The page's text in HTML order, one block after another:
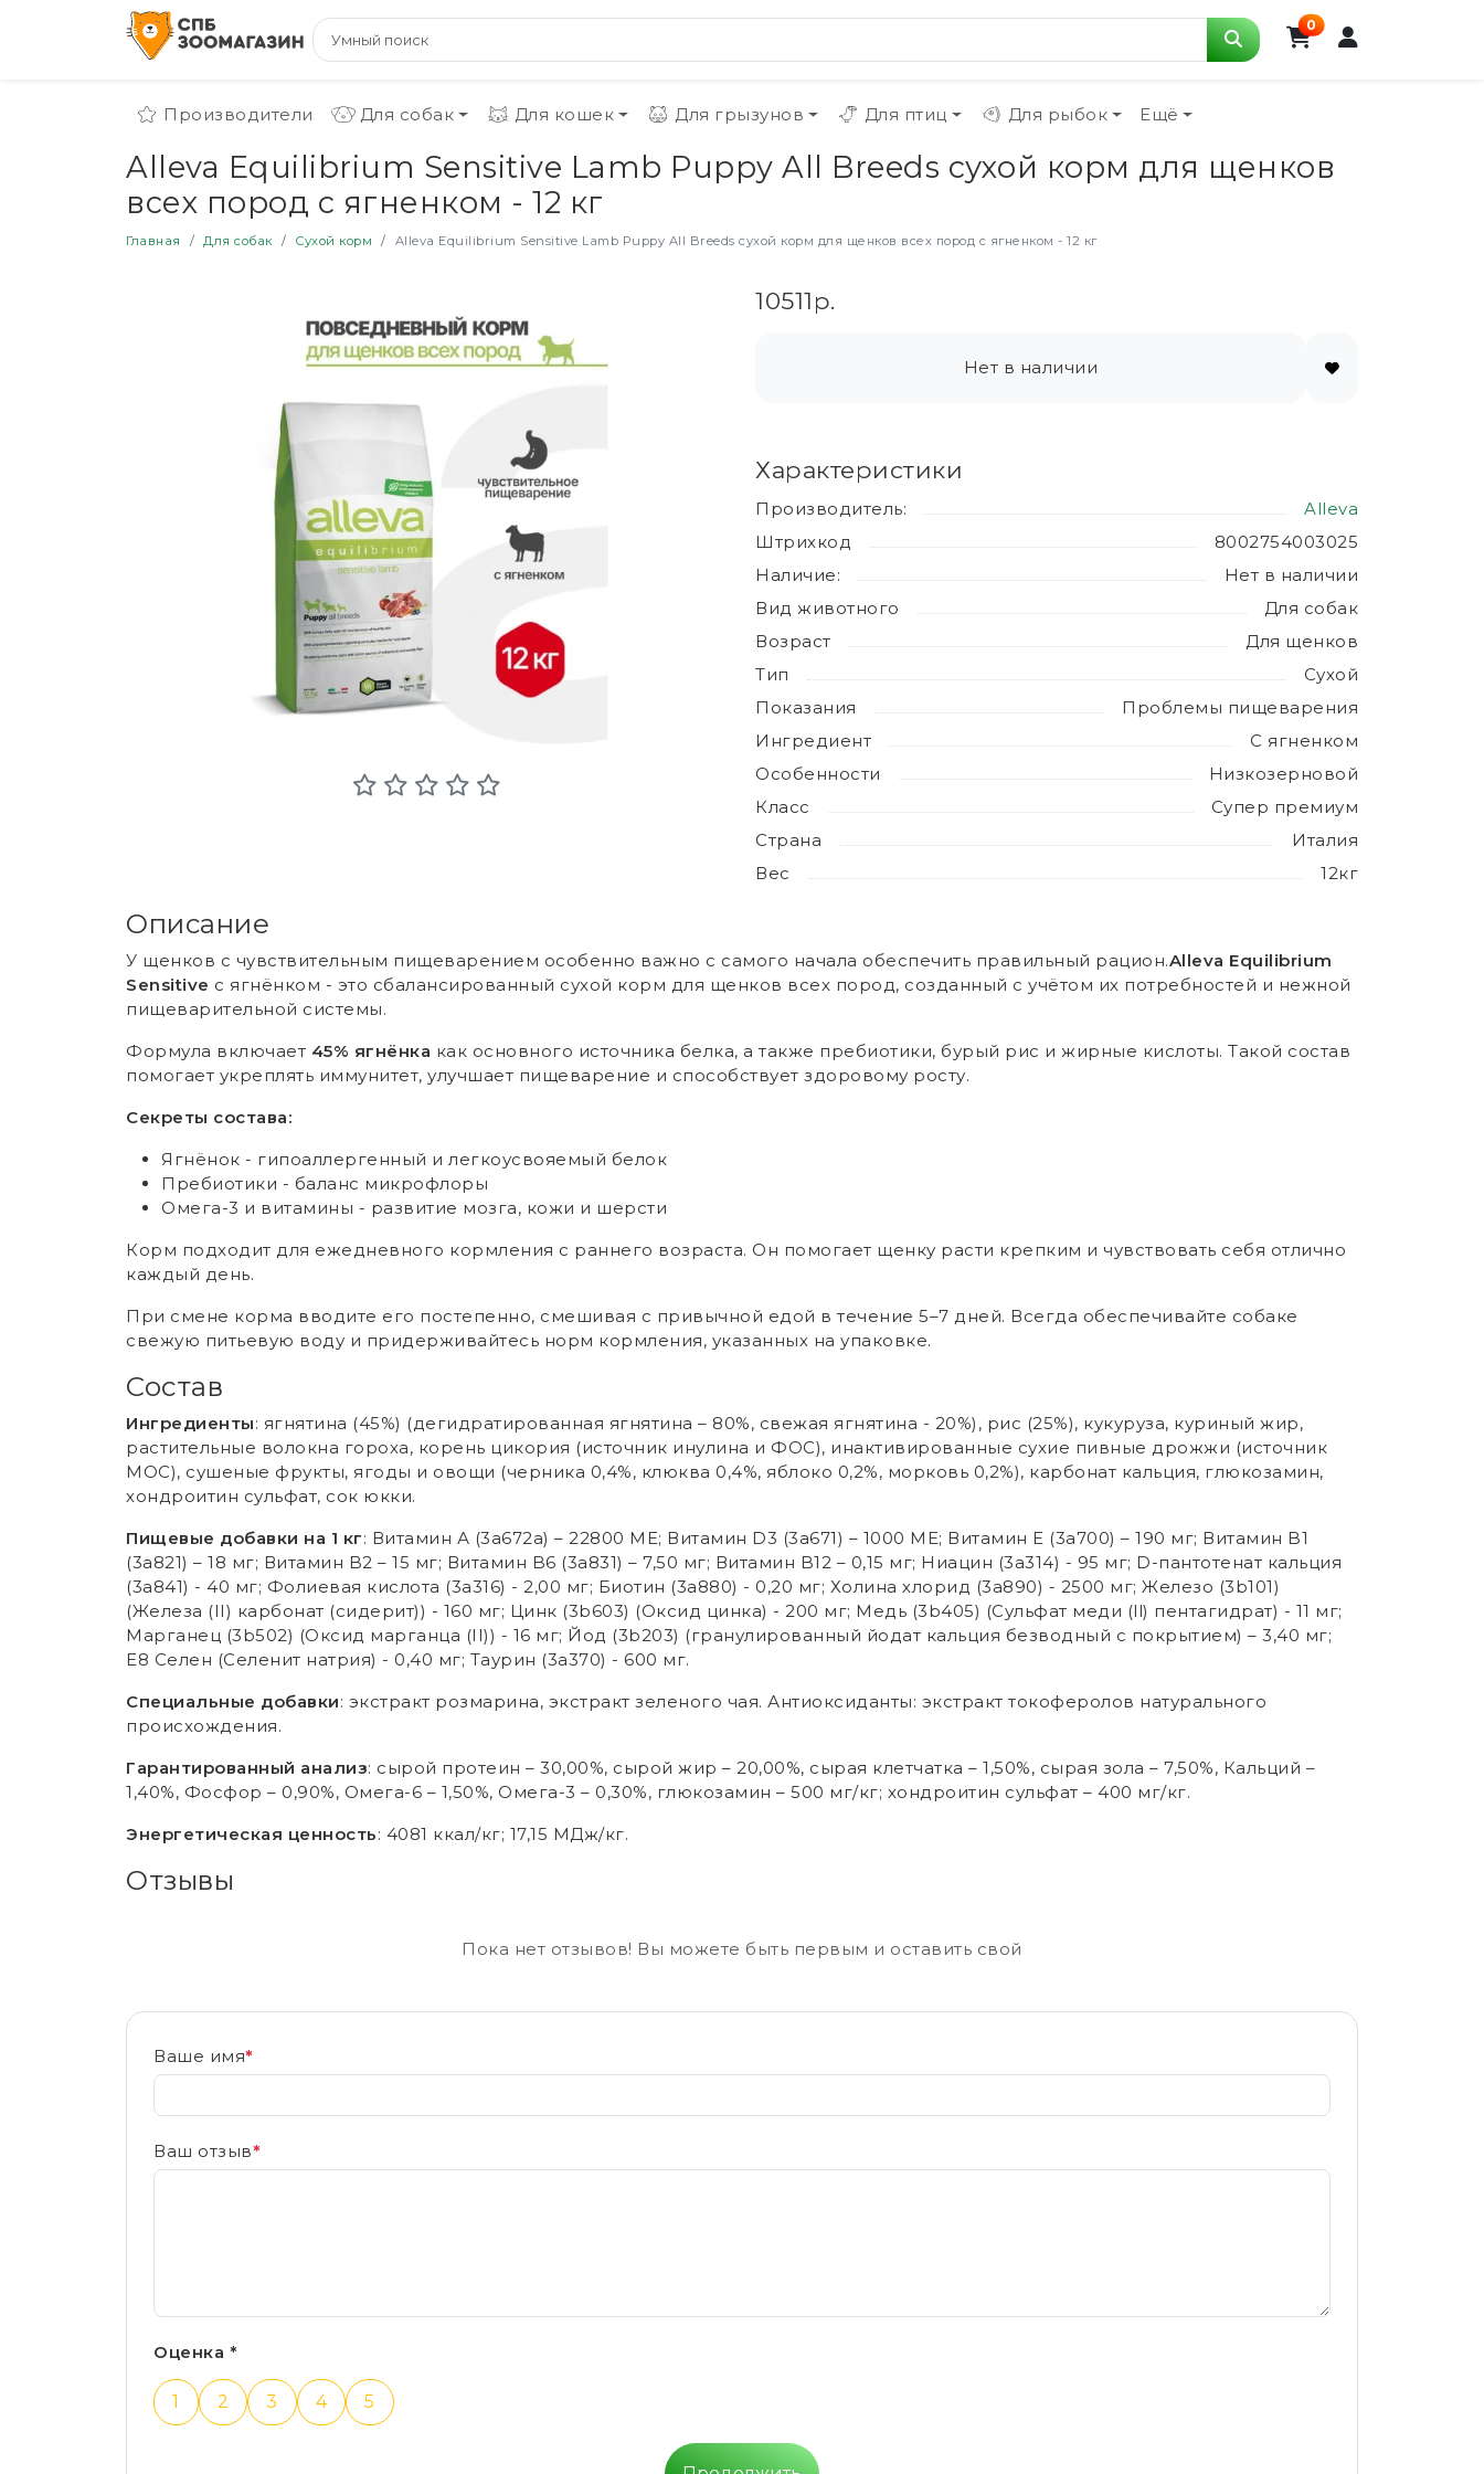
0
Производители Для собак Для кошек Для грызунов Для птиц Для рыбок Ещё
Alleva Equilibrium Sensitive Lamb Puppy All Breeds сухой корм для щенков
всех пород с ягненком - 12 кг
Главная Для собак Сухой корм Alleva Equilibrium Sensitive Lamb Puppy All Breeds сухой корм для щенков всех пород с ягненком - 12 кг
10511р.
Нет в наличии
Характеристики
Производитель:
Alleva
Штрихкод
8002754003025
Наличие:
Нет в наличии
Вид животного
Для собак
Возраст
Для щенков
Тип
Сухой
Показания
Проблемы пищеварения
Ингредиент
С ягненком
Особенности
Низкозерновой
Класс
Супер премиум
Страна
Италия
Вес
12кг
Описание
У щенков с чувствительным пищеварением особенно важно с самого начала обеспечить правильный рацион.Alleva Equilibrium
Sensitive с ягнёнком - это сбалансированный сухой корм для щенков всех пород, созданный с учётом их потребностей и нежной
пищеварительной системы.
Формула включает 45% ягнёнка как основного источника белка, а также пребиотики, бурый рис и жирные кислоты. Такой состав
помогает укреплять иммунитет, улучшает пищеварение и способствует здоровому росту.
Секреты состава:
Ягнёнок - гипоаллергенный и легкоусвояемый белок
Пребиотики - баланс микрофлоры
Омега-3 и витамины - развитие мозга, кожи и шерсти
Корм подходит для ежедневного кормления с раннего возраста. Он помогает щенку расти крепким и чувствовать себя отлично
каждый день.
При смене корма вводите его постепенно, смешивая с привычной едой в течение 5–7 дней. Всегда обеспечивайте собаке
свежую питьевую воду и придерживайтесь норм кормления, указанных на упаковке.
Состав
Ингредиенты: ягнятина (45%) (дегидратированная ягнятина – 80%, свежая ягнятина - 20%), рис (25%), кукуруза, куриный жир,
растительные волокна гороха, корень цикория (источник инулина и ФОС), инактивированные сухие пивные дрожжи (источник
МОС), сушеные фрукты, ягоды и овощи (черника 0,4%, клюква 0,4%, яблоко 0,2%, морковь 0,2%), карбонат кальция, глюкозамин,
хондроитин сульфат, сок юкки.
Пищевые добавки на 1 кг: Витамин А (3a672a) – 22800 МЕ; Витамин D3 (3a671) – 1000 МЕ; Витамин Е (3а700) – 190 мг; Витамин B1
(3a821) – 18 мг; Витамин B2 – 15 мг; Витамин B6 (3a831) – 7,50 мг; Витамин B12 – 0,15 мг; Ниацин (3а314) - 95 мг; D-пантотенат кальция
(3a841) - 40 мг; Фолиевая кислота (3a316) - 2,00 мг; Биотин (3a880) - 0,20 мг; Холина хлорид (3a890) - 2500 мг; Железо (3b101)
(Железа (II) карбонат (сидерит)) - 160 мг; Цинк (3b603) (Оксид цинка) - 200 мг; Медь (3b405) (Сульфат меди (ll) пентагидрат) - 11 мг;
Марганец (3b502) (Оксид марганца (II)) - 16 мг; Йод (3b203) (гранулированный йодат кальция безводный с покрытием) – 3,40 мг;
E8 Селен (Селенит натрия) - 0,40 мг; Таурин (3a370) - 600 мг.
Специальные добавки: экстракт розмарина, экстракт зеленого чая. Антиоксиданты: экстракт токоферолов натурального
происхождения.
Гарантированный анализ: сырой протеин – 30,00%, сырой жир – 20,00%, сырая клетчатка – 1,50%, сырая зола – 7,50%, Кальций –
1,40%, Фосфор – 0,90%, Омега-6 – 1,50%, Омега-3 – 0,30%, глюкозамин – 500 мг/кг; хондроитин сульфат – 400 мг/кг.
Энергетическая ценность: 4081 ккал/кг; 17,15 МДж/кг.
Отзывы
Пока нет отзывов! Вы можете быть первым и оставить свой
Ваше имя*
Ваш отзыв*
Оценка *
1 2 3 4 5